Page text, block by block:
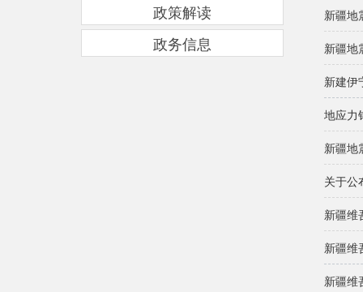
政策解读
政务信息
新疆地
新疆地
新建伊
地应力
新疆地
关于公
新疆维
新疆维
新疆维